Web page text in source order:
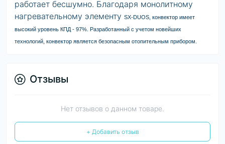
работает бесшумно. Благодаря монолитному
нагревательному элементу SX-DUOS, конвектор имеет
высокий уровень КПД - 97%. Разработанный с учетом новейших
технологий, конвектор является безопасным отопительным прибором.
Отзывы
Нет отзывов о данном товаре.
+ Добавить отзыв